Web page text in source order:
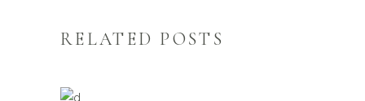
RELATED POSTS